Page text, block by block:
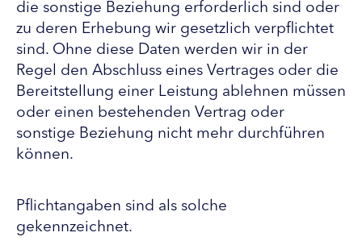
die sonstige Beziehung erforderlich sind oder
zu deren Erhebung wir gesetzlich verpflichtet
sind. Ohne diese Daten werden wir in der
Regel den Abschluss eines Vertrages oder die
Bereitstellung einer Leistung ablehnen müssen
oder einen bestehenden Vertrag oder
sonstige Beziehung nicht mehr durchführen
können.
Pflichtangaben sind als solche
gekennzeichnet.